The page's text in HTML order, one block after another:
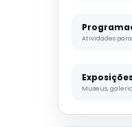
Atividades
Museus,